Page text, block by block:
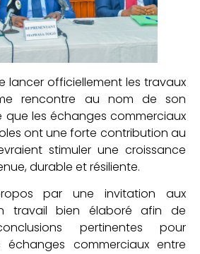
lancer officiellement les travaux
rencontre au nom de son
que les échanges commerciaux
ont une forte contribution au
stimuler une croissance
durable et résiliente.
par une invitation aux
travail bien élaboré afin de
pertinentes pour
échanges commerciaux entre